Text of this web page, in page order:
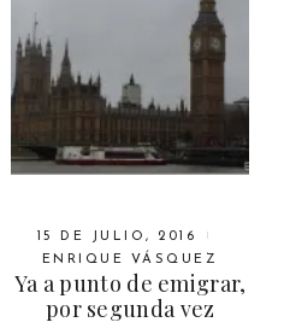
15 DE JULIO, 2016
ENRIQUE VÁSQUEZ
Ya a punto de emigrar,
por segunda vez